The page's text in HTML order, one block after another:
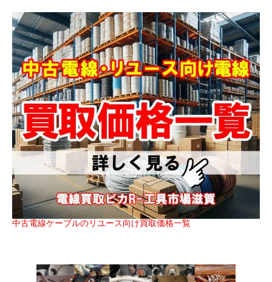
中古電線ケーブルのリユース向け買取価格一覧